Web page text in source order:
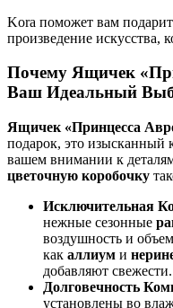
Kora поможет вам
произведение искусства,
Почему Ящичек
Ваш Идеальный
Ящичек «Принцесса
подарок, это изысканный
вашем внимании к
цветочную коробочку
Исключительная
нежные сезонные
воздушность и
как аллиум и
добавляют свежести.
Долговечность
установлены во